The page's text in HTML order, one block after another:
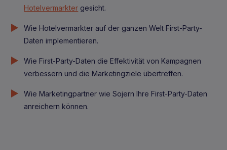
Hotelvermarkter gesicht.
Wie Hotelvermarkter auf der ganzen Welt First-Party-
Daten implementieren.
Wie First-Party-Daten die Effektivität von Kampagnen
verbessern und die Marketingziele übertreffen.
Wie Marketingpartner wie Sojern Ihre First-Party-Daten
anreichern können.